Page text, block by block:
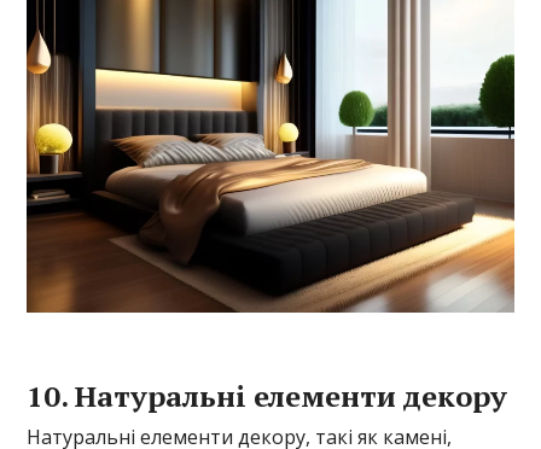
10. Натуральні елементи декору
Натуральні елементи декору, такі як камені,